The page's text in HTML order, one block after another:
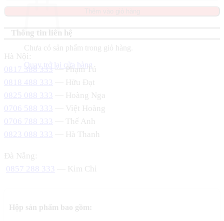
Chưa có sản phẩm trong giỏ hàng.
Quay trở lại cửa hàng
Thông tin liên hệ
Hà Nội:
0817 388 333— Phạm Tú
0818 488 333
— Hữu Đạt
0825 088 333
— Hoàng Nga
0706 588 333
— Việt Hoàng
0706 788 333
— Thế Anh
0823 088 333
— Hà Thanh
Đà Nẵng:
0857 288 333
— Kim Chi
Hộp sản phẩm bao gồm: